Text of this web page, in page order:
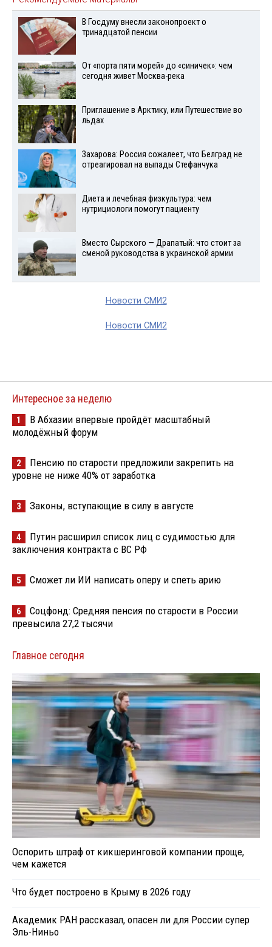
В Госдуму внесли законопроект о
тринадцатой пенсии
От «порта пяти морей» до «синичек»: чем
сегодня живет Москва-река
Приглашение в Арктику, или Путешествие во
льдах
Захарова: Россия сожалеет, что Белград не
отреагировал на выпады Стефанчука
Диета и лечебная физкультура: чем
нутрициологи помогут пациенту
Вместо Сырского — Драпатый: что стоит за
сменой руководства в украинской армии
Новости СМИ2
Новости СМИ2
Интересное за неделю
1
В Абхазии впервые пройдёт масштабный
молодёжный форум
2
Пенсию по старости предложили закрепить на
уровне не ниже 40% от заработка
3 Законы, вступающие в силу в августе
4
Путин расширил список лиц с судимостью для
заключения контракта с ВС РФ
5 Сможет ли ИИ написать оперу и спеть арию
6
Соцфонд: Средняя пенсия по старости в России
превысила 27,2 тысячи
Главное сегодня
Оспорить штраф от кикшеринговой компании проще,
чем кажется
Что будет построено в Крыму в 2026 году
Академик РАН рассказал, опасен ли для России супер
Эль-Ниньо